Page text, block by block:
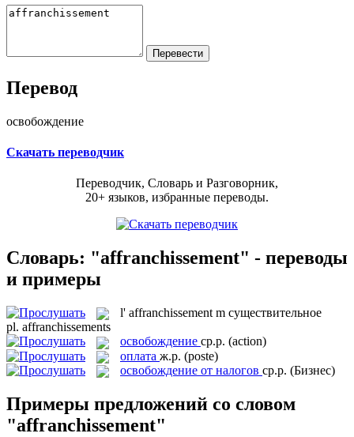
Перевод
освобождение
Скачать переводчик
Переводчик, Словарь и Разговорник,
20+ языков, избранные переводы.
Словарь: "affranchissement" - переводы
и примеры
l' affranchissement m существительное
pl. affranchissements
освобождение ср.р. (action)
оплата ж.р. (poste)
освобождение от налогов ср.р. (Бизнес)
Примеры предложений со словом
"affranchissement"